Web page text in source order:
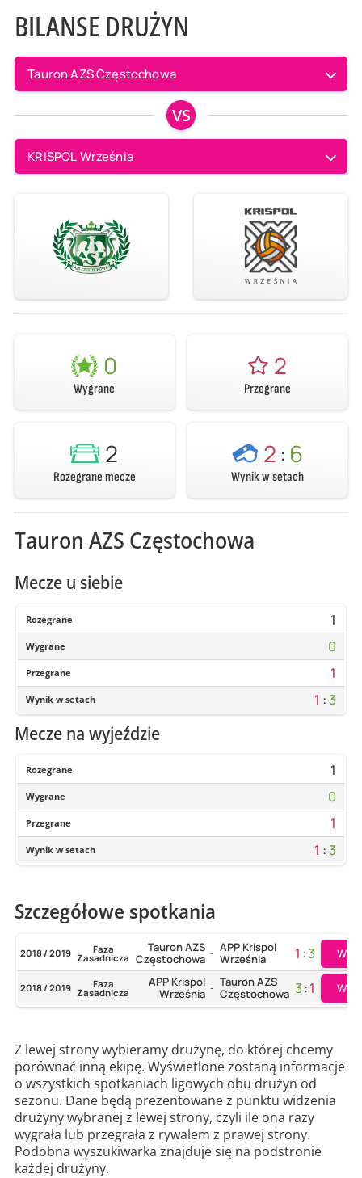
BILANSE DRUŻYN
Tauron AZS Częstochowa
VS
KRISPOL Września
0
Wygrane
2
Przegrane
2
Rozegrane mecze
2 : 6
Wynik w setach
Tauron AZS Częstochowa
Mecze u siebie
Rozegrane 1
Wygrane 0
Przegrane 1
Wynik w setach 1 : 3
Mecze na wyjeździe
Rozegrane 1
Wygrane 0
Przegrane 1
Wynik w setach 1 : 3
Szczegółowe spotkania
2018 / 2019 Faza
Zasadnicza
Tauron AZS
Częstochowa - APP Krispol
Września
1 :3
2018 / 2019 Faza
Zasadnicza
APP Krispol
Września - Tauron AZS
Częstochowa 3:1
Z lewej strony wybieramy drużynę, do której chcemy
porównać inną ekipę. Wyświetlone zostaną informacje
o wszystkich spotkaniach ligowych obu drużyn od
sezonu. Dane będą prezentowane z punktu widzenia
drużyny wybranej z lewej strony, czyli ile ona razy
wygrała lub przegrała z rywalem z prawej strony.
Podobna wyszukiwarka znajduje się na podstronie
każdej drużyny.